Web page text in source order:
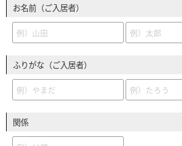
お名前（ご入居者）
ふりがな（ご入居者）
関係